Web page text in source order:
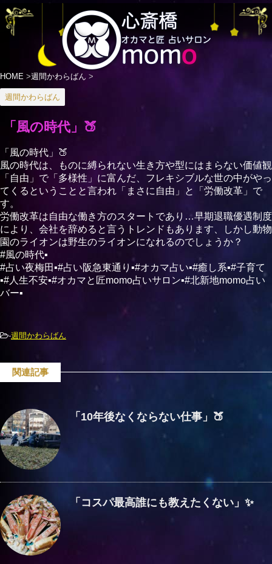
HOME >週間かわらばん >
週間かわらばん
「風の時代」🍑
「風の時代」🍑
風の時代は、ものに縛られない生き方や型にはまらない価値観
「自由」で「多様性」に富んだ、フレキシブルな世の中がやっ
てくるということと言われ「まさに自由」と「労働改革」で
す。
労働改革は自由な働き方のスタートであり…早期退職優遇制度
により、会社を辞めると言うトレンドもあります、しかし動物
園のライオンは野生のライオンになれるのでしょうか？
#風の時代▪
#占い夜梅田▪#占い阪急東通り▪#オカマ占い▪#癒し系▪#子育て
▪#人生不安▪#オカマと匠momo占いサロン▪#北新地momo占い
バー▪
-週間かわらばん
関連記事
「10年後なくならない仕事」🍑
「コスパ最高誰にも教えたくない」✨